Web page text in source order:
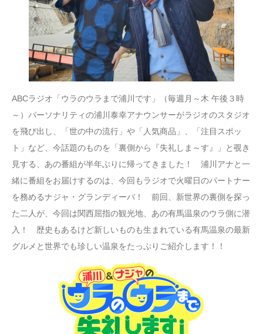
ABCラジオ「ウラのウラまで浦川です」（毎週月～木 午後３時
～）パーソナリティの浦川泰幸アナウンサーがラジオのスタジオ
を飛び出し、「世の中の流行」や「人気商品」、「注目スポッ
ト」など、今話題のものを「裏側から『失礼しま～す』」と覗き
見する、あの番組が半年ぶりに帰ってきました！ 浦川アナと一
緒に番組をお届けするのは、今回もラジオで火曜日のパートナー
を務めるナジャ・グランディーバ！ 前回、新世界の裏側を探っ
た二人が、今回は関西屈指の観光地、あの有馬温泉のウラ側に潜
入！ 歴史もあるけど新しいものも生まれている有馬温泉の最新
グルメと世界でも珍しい温泉をたっぷりご紹介します！！